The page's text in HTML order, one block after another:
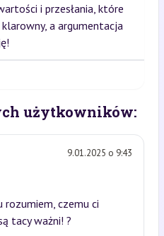
i przesłania, które
a argumentacja
użytkowników:
9.01.2025 o 9:43
rozumiem, czemu ci
tacy ważni! ?